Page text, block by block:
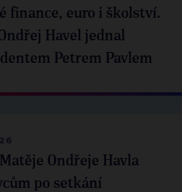
finance, euro i školství.
Havel jednal
Petrem Pavlem
Ondřeje Havla
po setkání